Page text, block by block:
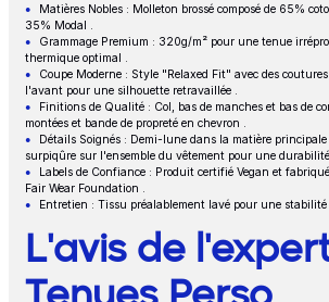
Matières Nobles : Molleton brossé composé de 65%
35% Modal .
Grammage Premium : 320g/m² pour une tenue
thermique optimal .
Coupe Moderne : Style "Relaxed Fit" avec des
l'avant pour une silhouette retravaillée .
Finitions de Qualité : Col, bas de manches et bas de
montées et bande de propreté en chevron .
Détails Soignés : Demi-lune dans la matière
surpiqûre sur l'ensemble du vêtement pour une
Labels de Confiance : Produit certifié Vegan et
Fair Wear Foundation .
Entretien : Tissu préalablement lavé pour une
L'avis de